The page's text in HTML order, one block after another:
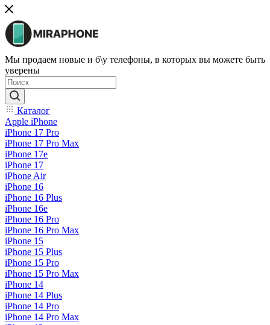
Мы продаем новые и б\у телефоны, в которых вы можете быть
уверены
Каталог
Apple iPhone
iPhone 17 Pro
iPhone 17 Pro Max
iPhone 17e
iPhone 17
iPhone Air
iPhone 16
iPhone 16 Plus
iPhone 16e
iPhone 16 Pro
iPhone 16 Pro Max
iPhone 15
iPhone 15 Plus
iPhone 15 Pro
iPhone 15 Pro Max
iPhone 14
iPhone 14 Plus
iPhone 14 Pro
iPhone 14 Pro Max